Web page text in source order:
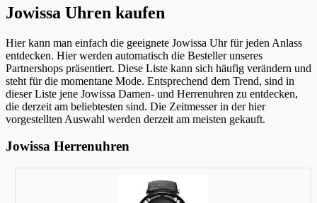
Jowissa Uhren kaufen
Hier kann man einfach die geeignete Jowissa Uhr für jeden Anlass
entdecken. Hier werden automatisch die Besteller unseres
Partnershops präsentiert. Diese Liste kann sich häufig verändern und
steht für die momentane Mode. Entsprechend dem Trend, sind in
dieser Liste jene Jowissa Damen- und Herrenuhren zu entdecken,
die derzeit am beliebtesten sind. Die Zeitmesser in der hier
vorgestellten Auswahl werden derzeit am meisten gekauft.
Jowissa Herrenuhren